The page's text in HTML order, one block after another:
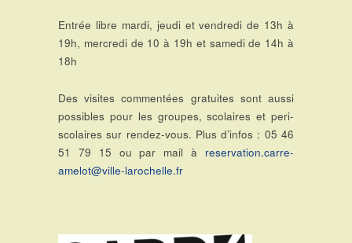
Entrée libre mardi, jeudi et vendredi de 13h à
19h, mercredi de 10 à 19h et samedi de 14h à
18h
Des visites commentées gratuites sont aussi
possibles pour les groupes, scolaires et peri-
scolaires sur rendez-vous. Plus d’infos : 05 46
51 79 15 ou par mail à reservation.carre-
amelot@ville-larochelle.fr